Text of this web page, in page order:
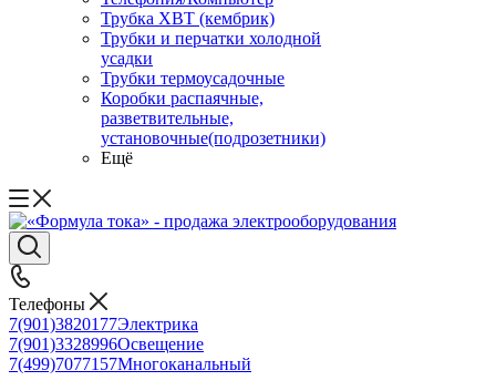
Трубка ХВТ (кембрик)
Трубки и перчатки холодной
усадки
Трубки термоусадочные
Коробки распаячные,
разветвительные,
установочные(подрозетники)
Ещё
Телефоны
7(901)3820177Электрика
7(901)3328996Освещение
7(499)7077157Многоканальный